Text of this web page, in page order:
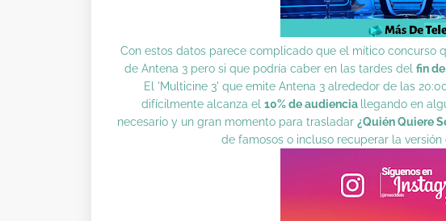
Con estos datos parece complicado que el mítico concurso
de Antena 3 pero si que podría caber en las tardes del fin
El 'Multicine 3' que emite Antena 3 alrededor de las
difícilmente alcanza el 10% de audiencia
llegando en
necesario y un gran momento para trasladar ¿Quién Quiere
de famosos o incluso recuperar la